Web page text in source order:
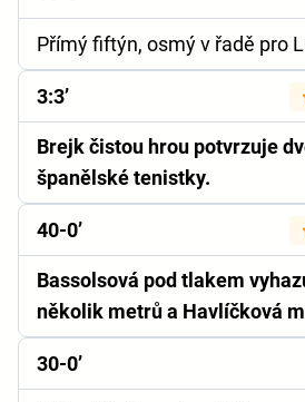
Přímý fiftýn, osmý v řadě pro
3:3’
Brejk čistou hrou potvrzuje
španělské tenistky.
40-0’
Bassolsová pod tlakem
několik metrů a Havlíčková
30-0’